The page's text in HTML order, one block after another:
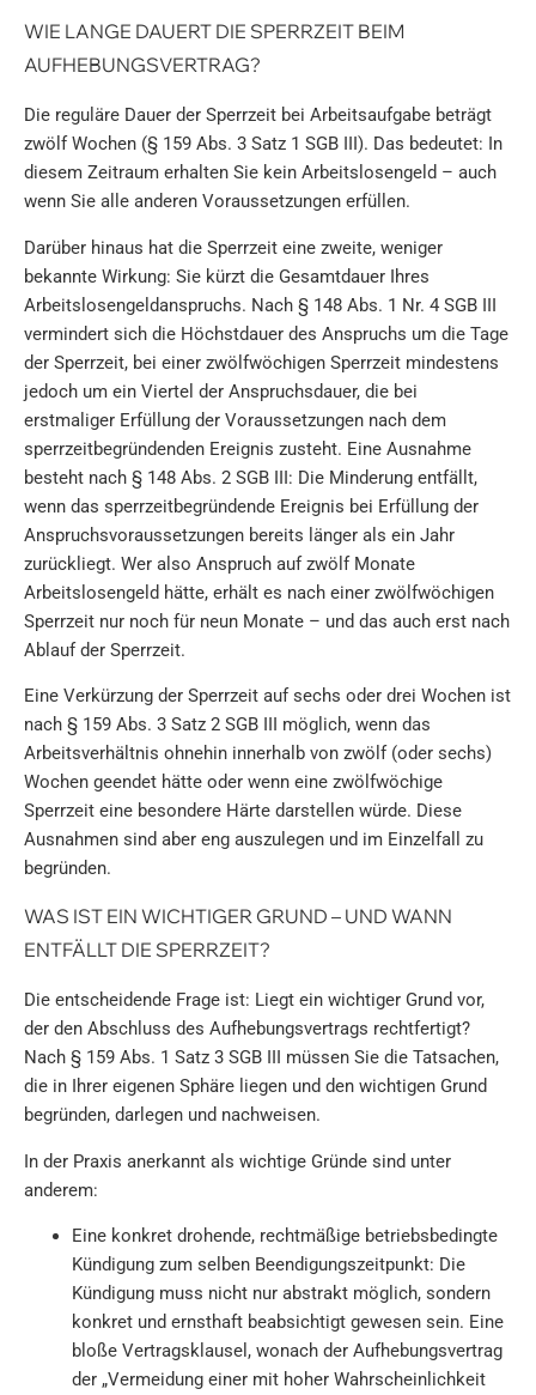
WIE LANGE DAUERT DIE SPERRZEIT BEIM
AUFHEBUNGSVERTRAG?
Die reguläre Dauer der Sperrzeit bei Arbeitsaufgabe beträgt
zwölf Wochen (§ 159 Abs. 3 Satz 1 SGB III). Das bedeutet: In
diesem Zeitraum erhalten Sie kein Arbeitslosengeld – auch
wenn Sie alle anderen Voraussetzungen erfüllen.
Darüber hinaus hat die Sperrzeit eine zweite, weniger
bekannte Wirkung: Sie kürzt die Gesamtdauer Ihres
Arbeitslosengeldanspruchs. Nach § 148 Abs. 1 Nr. 4 SGB III
vermindert sich die Höchstdauer des Anspruchs um die Tage
der Sperrzeit, bei einer zwölfwöchigen Sperrzeit mindestens
jedoch um ein Viertel der Anspruchsdauer, die bei
erstmaliger Erfüllung der Voraussetzungen nach dem
sperrzeitbegründenden Ereignis zusteht. Eine Ausnahme
besteht nach § 148 Abs. 2 SGB III: Die Minderung entfällt,
wenn das sperrzeitbegründende Ereignis bei Erfüllung der
Anspruchsvoraussetzungen bereits länger als ein Jahr
zurückliegt. Wer also Anspruch auf zwölf Monate
Arbeitslosengeld hätte, erhält es nach einer zwölfwöchigen
Sperrzeit nur noch für neun Monate – und das auch erst nach
Ablauf der Sperrzeit.
Eine Verkürzung der Sperrzeit auf sechs oder drei Wochen ist
nach § 159 Abs. 3 Satz 2 SGB III möglich, wenn das
Arbeitsverhältnis ohnehin innerhalb von zwölf (oder sechs)
Wochen geendet hätte oder wenn eine zwölfwöchige
Sperrzeit eine besondere Härte darstellen würde. Diese
Ausnahmen sind aber eng auszulegen und im Einzelfall zu
begründen.
WAS IST EIN WICHTIGER GRUND – UND WANN
ENTFÄLLT DIE SPERRZEIT?
Die entscheidende Frage ist: Liegt ein wichtiger Grund vor,
der den Abschluss des Aufhebungsvertrags rechtfertigt?
Nach § 159 Abs. 1 Satz 3 SGB III müssen Sie die Tatsachen,
die in Ihrer eigenen Sphäre liegen und den wichtigen Grund
begründen, darlegen und nachweisen.
In der Praxis anerkannt als wichtige Gründe sind unter
anderem:
Eine konkret drohende, rechtmäßige betriebsbedingte
Kündigung zum selben Beendigungszeitpunkt: Die
Kündigung muss nicht nur abstrakt möglich, sondern
konkret und ernsthaft beabsichtigt gewesen sein. Eine
bloße Vertragsklausel, wonach der Aufhebungsvertrag
der „Vermeidung einer mit hoher Wahrscheinlichkeit